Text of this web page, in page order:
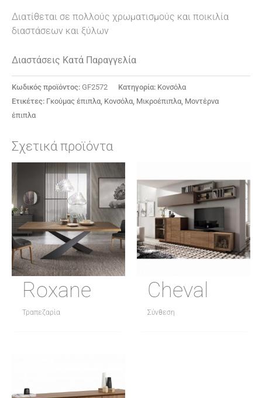
Διατίθεται σε πολλούς χρωματισμούς και ποικιλία
διαστάσεων και ξύλων
Διαστάσεις Κατά Παραγγελία
Κωδικός προϊόντος: GF2572 Κατηγορία: Κονσόλα
Ετικέτες: Γκούμας έπιπλα Κονσόλα Μικροέπιπλα Μοντέρνα
έπιπλα
Σχετικά προϊόντα
Roxane
Τραπεζαρία
Cheval
Σύνθεση